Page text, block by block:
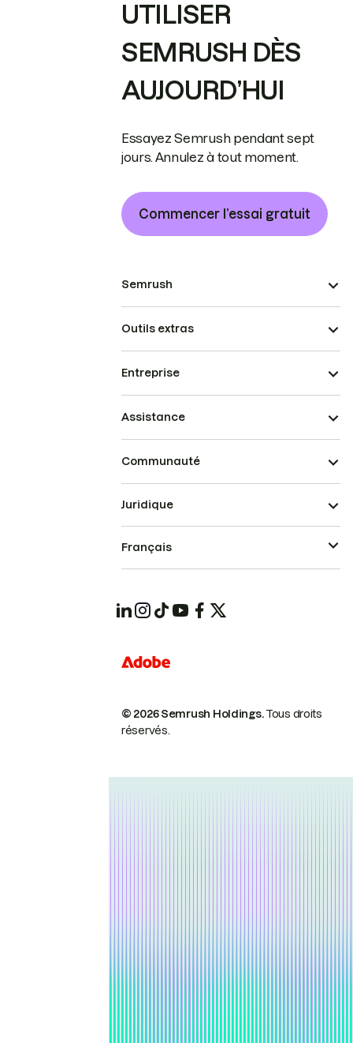
UTILISER
SEMRUSH DÈS
AUJOURD’HUI
Essayez Semrush pendant sept
jours. Annulez à tout moment.
Commencer l’essai gratuit
Semrush
Outils extras
Entreprise
Assistance
Communauté
© 2026 Semrush Holdings.Tous droits
réservés.
Juridique
Français